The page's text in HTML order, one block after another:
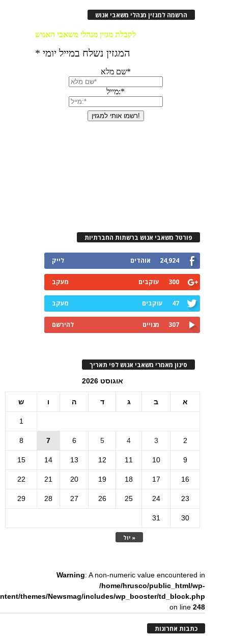
הרשמה למגזין מנהלי משאבי אנוש
פורטל משאבי אנוש ברשתות החברתיות
24,924 אוהדים לייק
300 עוקבים מעקב
47 עוקבים מעקב
307 מנויים להירשם
סינון מאמרי משאבי אנוש לפי תאריך
אוגוסט 2026
א ב ג ד ה ו ש
« יול
1
2
3
4
5
6
7
8
9
10
11
12
13
14
15
16
17
18
19
20
21
22
23
24
25
26
27
28
29
30
31
Warning: A non-numeric value encountered in
/home/hrusco/public_html/wp-
themes/Newsmag/includes/wp_booster/td_block.php
on line248
כתבות אחרונות